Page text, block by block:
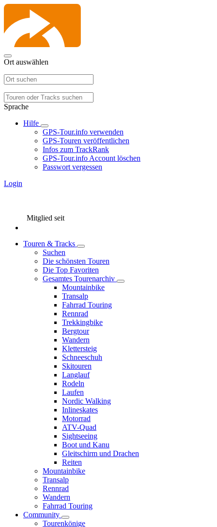
Ort auswählen
Sprache
Hilfe
GPS-Tour.info verwenden
GPS-Touren veröffentlichen
Infos zum TrackRank
GPS-Tour.info Account löschen
Passwort vergessen
Login
Mitglied seit
Touren & Tracks
Suchen
Die schönsten Touren
Die Top Favoriten
Gesamtes Tourenarchiv
Mountainbike
Transalp
Fahrrad Touring
Rennrad
Trekkingbike
Bergtour
Wandern
Klettersteig
Schneeschuh
Skitouren
Langlauf
Rodeln
Laufen
Nordic Walking
Inlineskates
Motorrad
ATV-Quad
Sightseeing
Boot und Kanu
Gleitschirm und Drachen
Reiten
Mountainbike
Transalp
Rennrad
Wandern
Fahrrad Touring
Community
Tourenkönige